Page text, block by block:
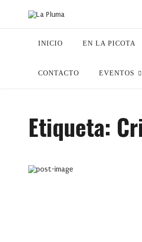
INICIO EN LA PICOTA
CONTACTO EVENTOS
Etiqueta: